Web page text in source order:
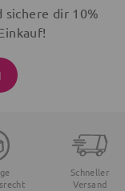
sichere dir 10%
Schneller
Versand